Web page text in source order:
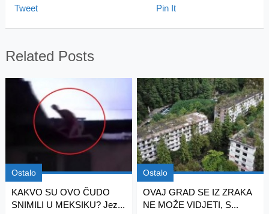
Tweet Pin It
Related Posts
Ostalo
KAKVO SU OVO ČUDO
SNIMILI U MEKSIKU? Jez...
Ostalo
OVAJ GRAD SE IZ ZRAKA
NE MOŽE VIDJETI, S...